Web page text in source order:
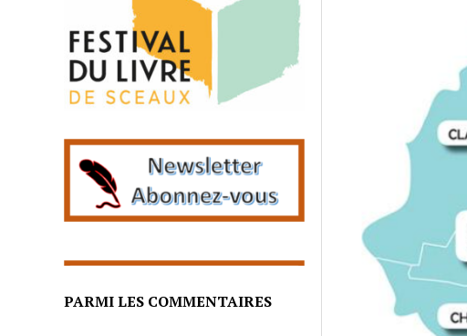
PARMI LES COMMENTAIRES